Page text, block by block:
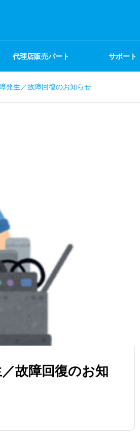
代理店販売パート
ナー
サポート
発生／故障回復のお知らせ
故障回復のお知